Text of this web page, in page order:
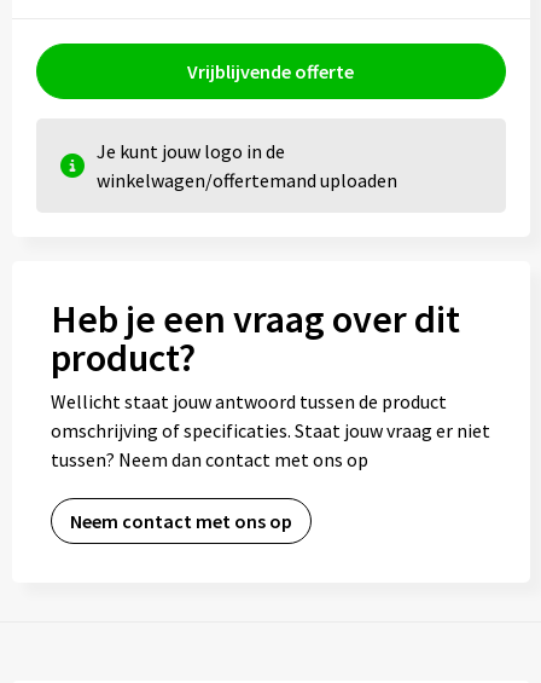
Ondergoed, Sokken en Nachtkleding
Bivakmuts test
Vrijblijvende offerte
Je kunt jouw logo in de
winkelwagen/offertemand uploaden
Heb je een vraag over dit
product?
Wellicht staat jouw antwoord tussen de product
omschrijving of specificaties. Staat jouw vraag er niet
tussen? Neem dan contact met ons op
Neem contact met ons op